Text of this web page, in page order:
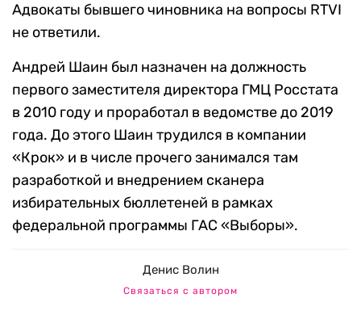
Адвокаты бывшего чиновника на вопросы RTVI
не ответили.
Андрей Шаин был назначен на должность
первого заместителя директора ГМЦ Росстата
в 2010 году и проработал в ведомстве до 2019
года. До этого Шаин трудился в компании
«Крок» и в числе прочего занимался там
разработкой и внедрением сканера
избирательных бюллетеней в рамках
федеральной программы ГАС «Выборы».
Денис Волин
Связаться с автором